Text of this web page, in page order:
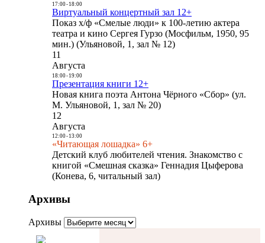
17:00- 18:00
Виртуальный концертный зал 12+
Показ х/ф «Смелые люди» к 100-летию актера
театра и кино Сергея Гурзо (Мосфильм, 1950, 95
мин.) (Ульяновой, 1, зал № 12)
11
Августа
18:00- 19:00
Презентация книги 12+
Новая книга поэта Антона Чёрного «Сбор» (ул.
М. Ульяновой, 1, зал № 20)
12
Августа
12:00- 13:00
«Читающая лошадка» 6+
Детский клуб любителей чтения. Знакомство с
книгой «Смешная сказка» Геннадия Цыферова
(Конева, 6, читальный зал)
Архивы
Архивы